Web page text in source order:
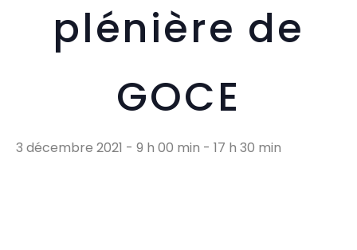
plénière de
GOCE
3 décembre 2021 - 9 h 00 min - 17 h 30 min